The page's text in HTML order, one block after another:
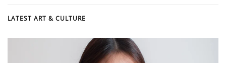
LATEST ART & CULTURE